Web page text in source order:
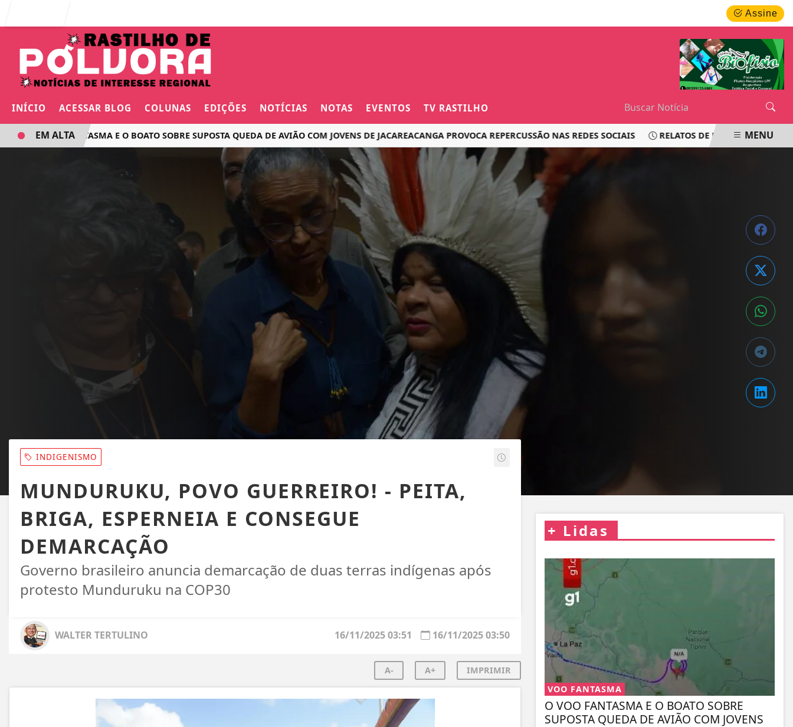
Assine
INÍCIO ACESSAR BLOG COLUNAS EDIÇÕES NOTÍCIAS NOTAS EVENTOS TV RASTILHO
O VOO FANTASMA E O BOATO SOBRE SUPOSTA QUEDA DE AVIÃO COM JOVENS DE JACAREACANGA PROVOCA REPERCUSSÃO NAS REDES SOCIAIS RELATOS DE PASSAGEIROS
EM ALTA MENU
INDIGENISMO
MUNDURUKU, POVO GUERREIRO! - PEITA,
BRIGA, ESPERNEIA E CONSEGUE
DEMARCAÇÃO
Governo brasileiro anuncia demarcação de duas terras indígenas após
protesto Munduruku na COP30
WALTER TERTULINO 16/11/2025 03:50
16/11/2025 03:51
A- A+ IMPRIMIR
+ Lidas
VOO FANTASMA
O VOO FANTASMA E O BOATO SOBRE
SUPOSTA QUEDA DE AVIÃO COM JOVENS